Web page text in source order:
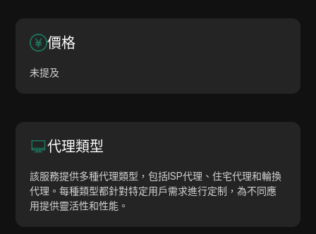
價格
未提及
代理類型
該服務提供多種代理類型，包括ISP代理、住宅代理和輪換
代理。每種類型都針對特定用戶需求進行定制，為不同應
用提供靈活性和性能。